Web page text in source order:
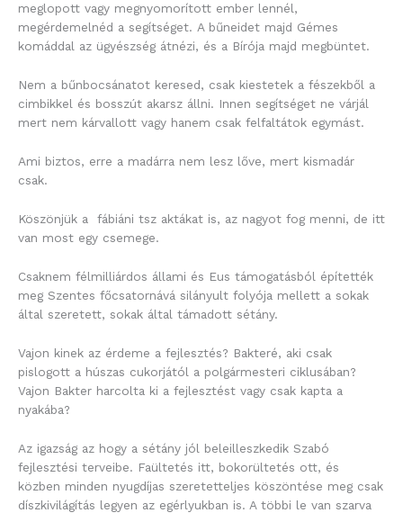
meglopott vagy megnyomorított ember lennél,
megérdemelnéd a segítséget. A bűneidet majd Gémes
komáddal az ügyészség átnézi, és a Bírója majd megbüntet.
Nem a bűnbocsánatot keresed, csak kiestetek a fészekből a
cimbikkel és bosszút akarsz állni. Innen segítséget ne várjál
mert nem kárvallott vagy hanem csak felfaltátok egymást.
Ami biztos, erre a madárra nem lesz lőve, mert kismadár
csak.
Köszönjük a fábiáni tsz aktákat is, az nagyot fog menni, de itt
van most egy csemege.
Csaknem félmilliárdos állami és Eus támogatásból építették
meg Szentes főcsatornává silányult folyója mellett a sokak
által szeretett, sokak által támadott sétány.
Vajon kinek az érdeme a fejlesztés? Bakteré, aki csak
pislogott a húszas cukorjától a polgármesteri ciklusában?
Vajon Bakter harcolta ki a fejlesztést vagy csak kapta a
nyakába?
Az igazság az hogy a sétány jól beleilleszkedik Szabó
fejlesztési terveibe. Faültetés itt, bokorültetés ott, és
közben minden nyugdíjas szeretetteljes köszöntése meg csak
díszkivilágítás legyen az egérlyukban is. A többi le van szarva